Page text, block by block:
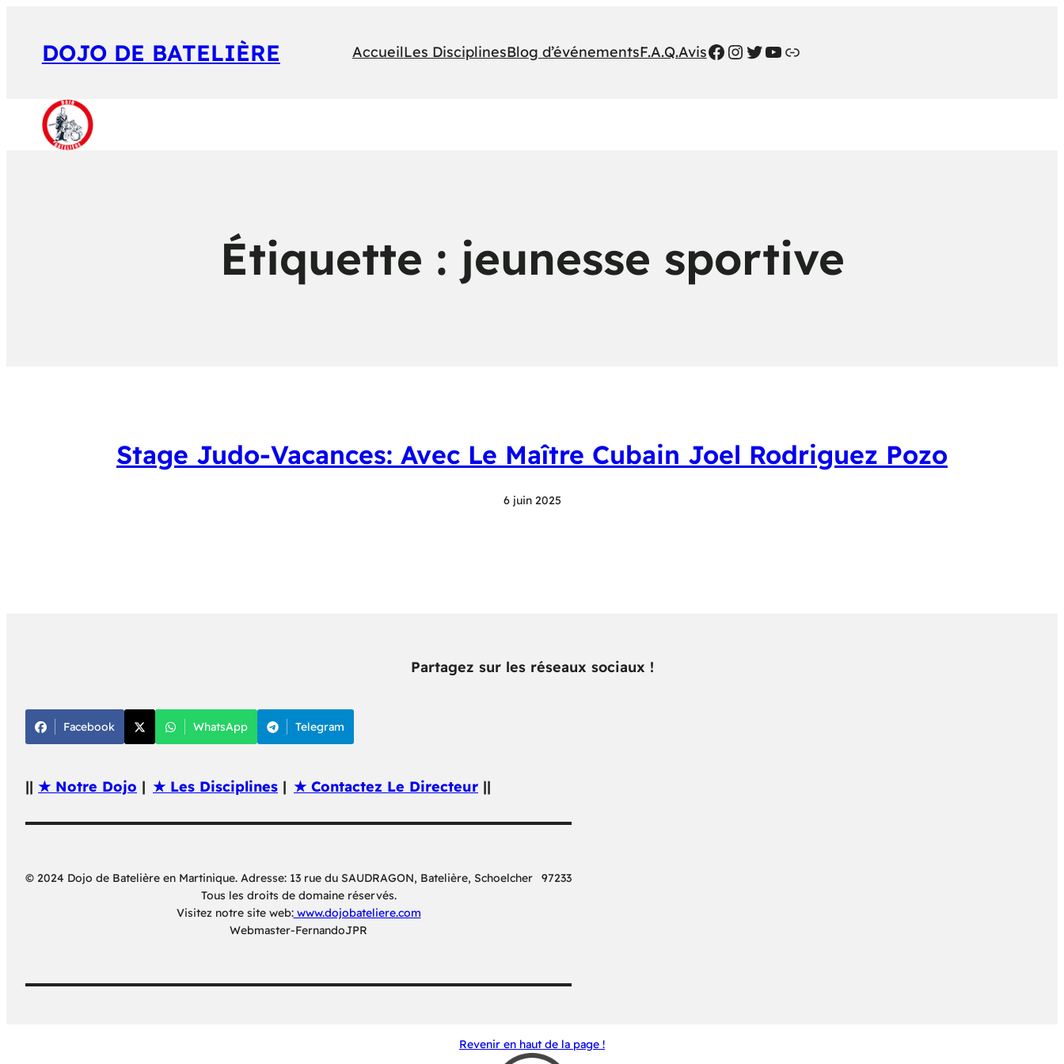
DOJO DE BATELIÈRE AccueilLes DisciplinesBlog d’événementsF.A.Q.Avis
Étiquette : jeunesse sportive
Stage Judo-Vacances: Avec Le Maître Cubain Joel Rodriguez Pozo
6 juin 2025
Partagez sur les réseaux sociaux !
Facebook WhatsApp Telegram
|| ★ Notre Dojo | ★ Les Disciplines | ★ Contactez Le Directeur ||
© 2024 Dojo de Batelière en Martinique. Adresse: 13 rue du SAUDRAGON, Batelière, Schoelcher 97233
Tous les droits de domaine réservés.
Visitez notre site web:www.dojobateliere.com
Webmaster-FernandoJPR
Revenir en haut de la page !